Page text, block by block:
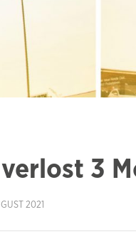
verlost 3
2021